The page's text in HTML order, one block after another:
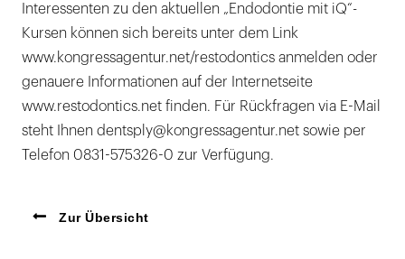
Interessenten zu den aktuellen „Endodontie mit iQ“-
Kursen können sich bereits unter dem Link
www.kongressagentur.net/restodontics anmelden oder
genauere Informationen auf der Internetseite
www.restodontics.net finden. Für Rückfragen via E-Mail
steht Ihnen dentsply@kongressagentur.net sowie per
Telefon 0831-575326-0 zur Verfügung.
Zur Übersicht